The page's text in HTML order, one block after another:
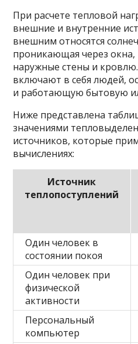
При расчете тепловой
внешние и внутренние
внешним относятся
проникающая через окна,
наружные стены и
включают в себя людей,
и работающую бытовую
Ниже представлена
значениями
источников, которые
вычислениях:
Источник
теплопоступлений
Один человек в
состоянии покоя
Один человек при
физической
активности
Персональный
компьютер